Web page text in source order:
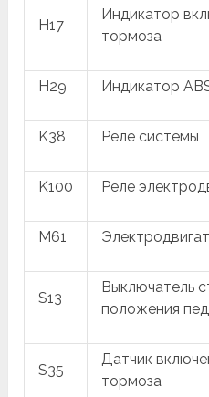
H17
Индикатор
тормоза
H29 Индикатор
K38 Реле системы
K100 Реле
M61
S13
Выключатель
положения
S35
Датчик
тормоза